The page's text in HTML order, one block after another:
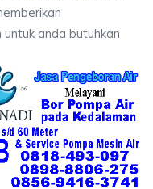
anda butuhkan